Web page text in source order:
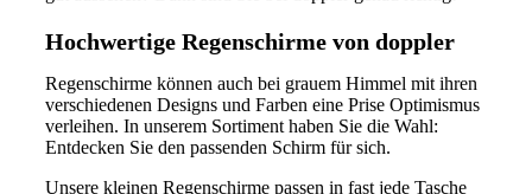
Hochwertige Regenschirme von doppler
Regenschirme können auch bei grauem Himmel mit ihren
verschiedenen Designs und Farben eine Prise Optimismus
verleihen. In unserem Sortiment haben Sie die Wahl:
Entdecken Sie den passenden Schirm für sich.
Unsere kleinen Regenschirme passen in fast jede Tasche